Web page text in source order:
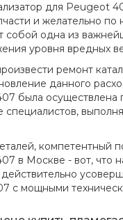
для Peugeot
и желательно по
собой одна из
уровня вредных
ремонт
данного
была
специалистов,
компетентный
в Москве - вот,
действительно
с мощными